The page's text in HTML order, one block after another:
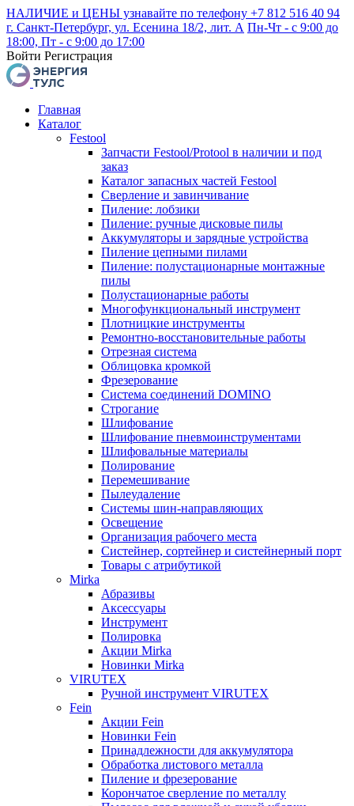
НАЛИЧИЕ и ЦЕНЫ узнавайте по телефону +7 812 516 40 94
г. Санкт-Петербург, ул. Есенина 18/2, лит. А Пн-Чт - с 9:00 до
18:00, Пт - с 9:00 до 17:00
Войти Регистрация
Главная
Каталог
Festool
Запчасти Festool/Protool в наличии и под
заказ
Каталог запасных частей Festool
Сверление и завинчивание
Пиление: лобзики
Пиление: ручные дисковые пилы
Аккумуляторы и зарядные устройства
Пиление цепными пилами
Пиление: полустационарные монтажные
пилы
Полустационарные работы
Многофункциональный инструмент
Плотницкие инструменты
Ремонтно-восстановительные работы
Отрезная система
Облицовка кромкой
Фрезерование
Система соединений DOMINO
Строгание
Шлифование
Шлифование пневмоинструментами
Шлифовальные материалы
Полирование
Перемешивание
Пылеудаление
Системы шин-направляющих
Освещение
Организация рабочего места
Систейнер, сортейнер и систейнерный порт
Товары с атрибутикой
Mirka
Абразивы
Аксессуары
Инструмент
Полировка
Акции Mirka
Новинки Mirka
VIRUTEX
Ручной инструмент VIRUTEX
Fein
Акции Fein
Новинки Fein
Принадлежности для аккумулятора
Обработка листового металла
Пиление и фрезерование
Корончатое сверление по металлу